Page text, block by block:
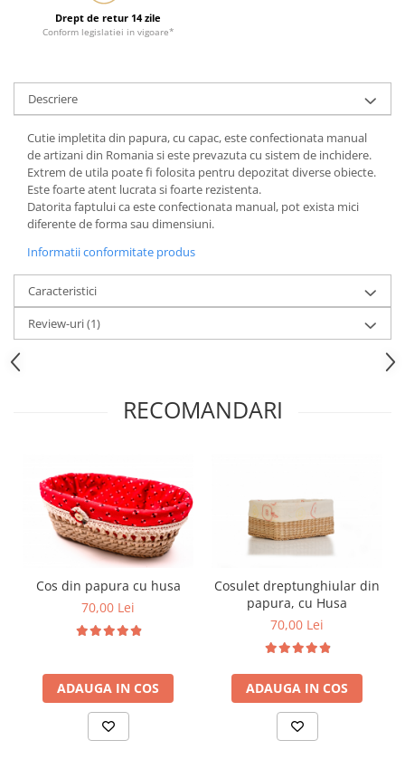
Drept de retur 14 zile
Conform legislatiei in vigoare*
Descriere
Cutie impletita din papura, cu capac, este confectionata manual
de artizani din Romania si este prevazuta cu sistem de inchidere.
Extrem de utila poate fi folosita pentru depozitat diverse obiecte.
Este foarte atent lucrata si foarte rezistenta.
Datorita faptului ca este confectionata manual, pot exista mici
diferente de forma sau dimensiuni.
Informatii conformitate produs
Caracteristici
Review-uri(1)
RECOMANDARI
Cos din papura cu husa
70,00 Lei
ADAUGA IN COS
Cosulet dreptunghiular din
papura, cu Husa
70,00 Lei
ADAUGA IN COS